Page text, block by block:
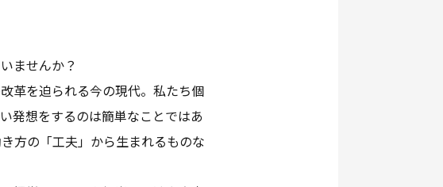
ませんか？
革を迫られる今の現代。私たち個
発想をするのは簡単なことではあ
方の「工夫」から生まれるものな